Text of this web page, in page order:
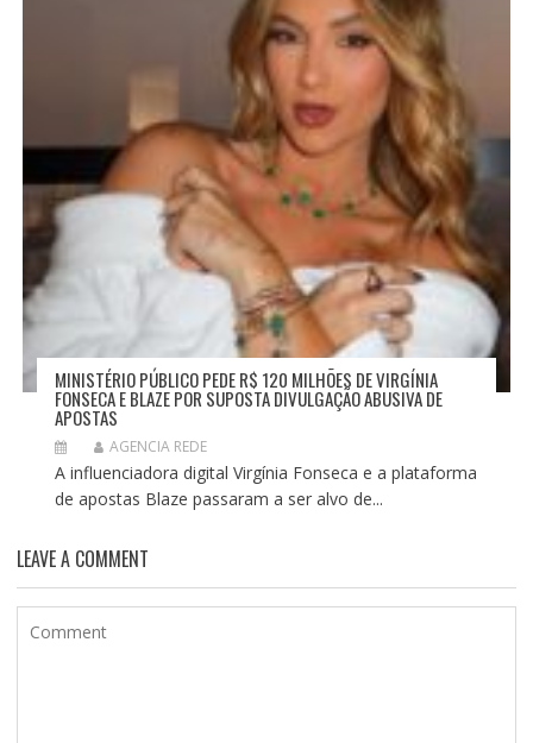
MINISTÉRIO PÚBLICO PEDE R$ 120 MILHÕES DE VIRGÍNIA
FONSECA E BLAZE POR SUPOSTA DIVULGAÇÃO ABUSIVA DE
APOSTAS
AGENCIA REDE
A influenciadora digital Virgínia Fonseca e a plataforma
de apostas Blaze passaram a ser alvo de...
LEAVE A COMMENT